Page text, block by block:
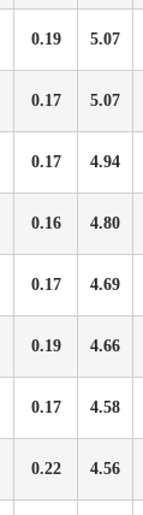
0.19 5.07
0.17 5.07
0.17 4.94
0.16 4.80
0.17 4.69
0.19 4.66
0.17 4.58
0.22 4.56